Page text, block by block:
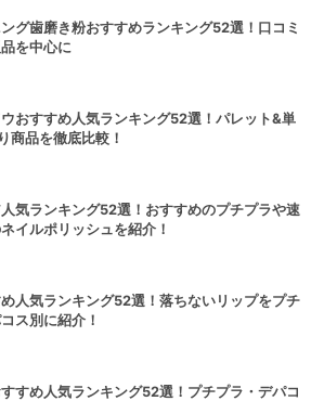
グ歯磨き粉おすすめランキング52選！口コミ
を中心に
おすすめ人気ランキング52選！パレット&単
商品を徹底比較！
気ランキング52選！おすすめのプチプラや速
イルポリッシュを紹介！
人気ランキング52選！落ちないリップをプチ
ス別に紹介！
すめ人気ランキング52選！プチプラ・デパコ